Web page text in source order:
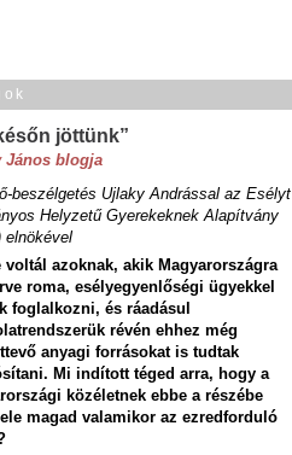
jöttünk”
János blogja
beszélgetés Ujlaky Andrással az Esélyt
Helyzetű Gyerekeknek Alapítvány
elnökével
voltál azoknak, akik Magyarországra
roma, esélyegyenlőségi ügyekkel
foglalkozni, és ráadásul
révén ehhez még
anyagi forrásokat is tudtak
Mi indított téged arra, hogy a
közéletnek ebbe a részébe
magad valamikor az ezredforduló